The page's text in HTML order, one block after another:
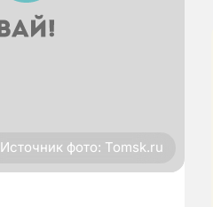
Источник фото: Tomsk.ru